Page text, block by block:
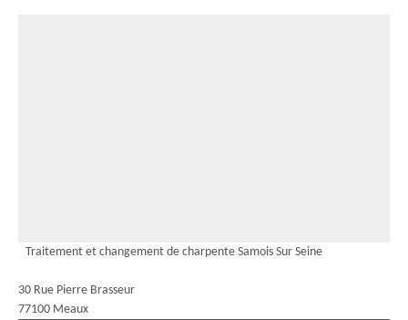
Traitement et changement de charpente Samois Sur Seine
30 Rue Pierre Brasseur
77100 Meaux